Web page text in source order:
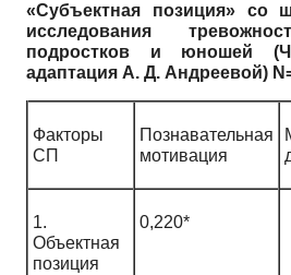
«Субъектная позиция» со
исследования
подростков и юношей
адаптация А. Д. Андреевой)
Факторы
СП
Познавательная
мотивация
1.
Объектная
позиция
0,220*